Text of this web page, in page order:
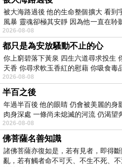
被大海路過後 他的生命整個擴大 看到
風暴 靈魂卻極其安靜 因為他一直在聆
2026-08-08
都只是為安放騷動不止的心
你上窮碧落下黃泉 四生六道尋求投生
天香 你尋求軟玉香紅的慰藉 你吸食毒
2026-08-08
半百之後
年過半百後 他的眼睛 仍會被美麗的身
肉身深處 一條尚未熄滅的河流 仍渴望
2026-08-08
佛菩薩名善知識
諸佛菩薩亦復如是，若有見者，即得
亂，若有觸者命不可夭、不生不死、